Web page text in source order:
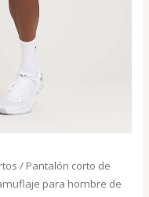
/ Pantalón corto de
para hombre de